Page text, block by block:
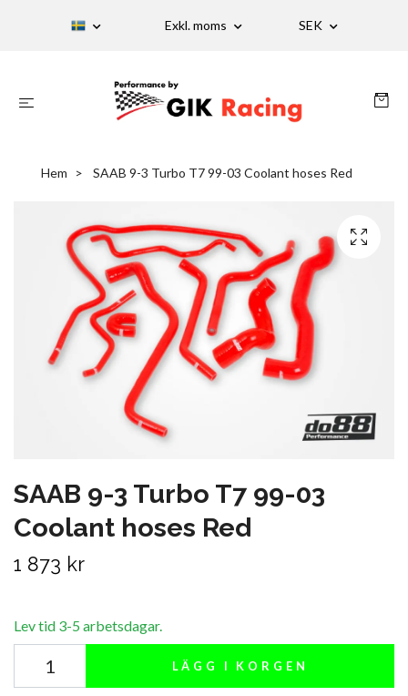
Exkl. moms SEK
Hem SAAB 9-3 Turbo T7 99-03 Coolant hoses Red
SAAB 9-3 Turbo T7 99-03
Coolant hoses Red
1 873 kr
Lev tid 3-5 arbetsdagar.
LÄGG I KORGEN